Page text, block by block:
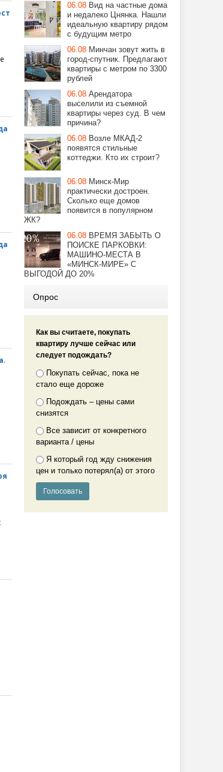
06.08 Вид на частные дома
и недалеко Цнянка. Нашли
идеальную квартиру рядом
с будущим метро
06.08 Минчан зовут жить в
город-спутник. Предлагают
квартиры с метром по 3300
рублей
06.08 Арендатора
выселили из съемной
квартиры через суд. В чем
причина?
06.08 Возле МКАД-2
появятся стильные
коттеджи. Кто их строит?
06.08 Минск-Мир
практически достроен.
Сколько еще домов
появится в популярном
ЖК?
06.08 ВРЕМЯ ЗАБЫТЬ О
ПОИСКЕ ПАРКОВКИ:
МАШИНО-МЕСТА В
«МИНСК-МИРЕ» С
ВЫГОДОЙ ДО 20%
Опрос
Как вы считаете, покупать
квартиру лучше сейчас или
следует подождать?
Покупать сейчас, пока не
стало еще дороже
Подождать – цены сами
снизятся
Все зависит от конкретного
варианта / цены
Я который год жду снижения
цен и только потерял(а) от этого